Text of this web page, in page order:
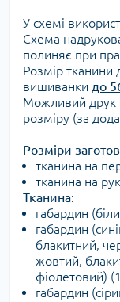
У схемі
Схема
полиняє при
Розмір тканини
вишиванки до
Можливий друк
розміру (за
Розміри
тканина на
тканина на
Тканина:
габардин
габардин
блакитний,
жовтий,
фіолетовий)
габардин